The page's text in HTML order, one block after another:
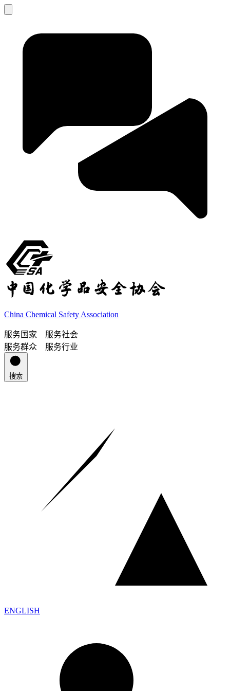
China Chemical Safety Association
服务国家 服务社会
服务群众 服务行业
搜索
ENGLISH